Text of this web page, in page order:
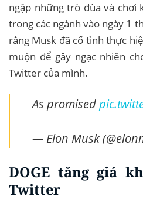
ngập những trò đùa và
trong các ngành vào ngày 1
rằng Musk đã cố tình thực
muộn để gây ngạc nhiên
Twitter của mình.
As promised
— Elon Musk
DOGE tăng giá
Twitter